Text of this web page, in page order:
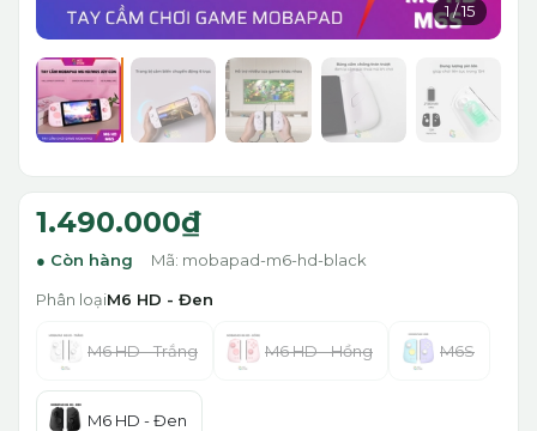
1/15
1.490.000₫
Còn hàng Mã: mobapad-m6-hd-black
Phân loạiM6 HD - Đen
M6 HD - Trắng M6 HD - Hồng M6S
M6 HD - Đen